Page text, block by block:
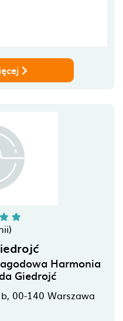
Harmonia
Giedrojć
00-140 Warszawa